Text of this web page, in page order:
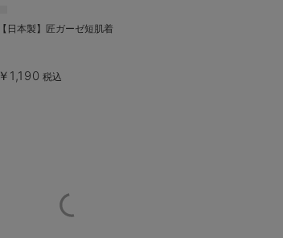
【日本製】匠ガーゼ短肌着
￥1,190 税込